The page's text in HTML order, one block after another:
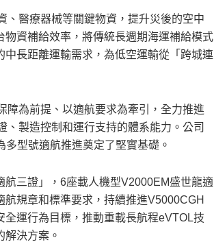
、醫療器械等關鍵物資，提升災後的空中
資補給效率，將傳統長週期海運補給模式
長距離運輸需求，為低空運輸從「跨城連
障為前提、以適航要求為牽引，全力推進
製造控制和運行支持的體系能力。公司
型號適航推進奠定了堅實基礎。
三證」，6座載人機型V2000EM盛世龍適
規章和標準要求，持續推進V5000CGH
運行為目標，推動重載長航程eVTOL技
決方案。